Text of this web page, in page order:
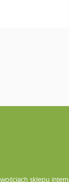
sklepu